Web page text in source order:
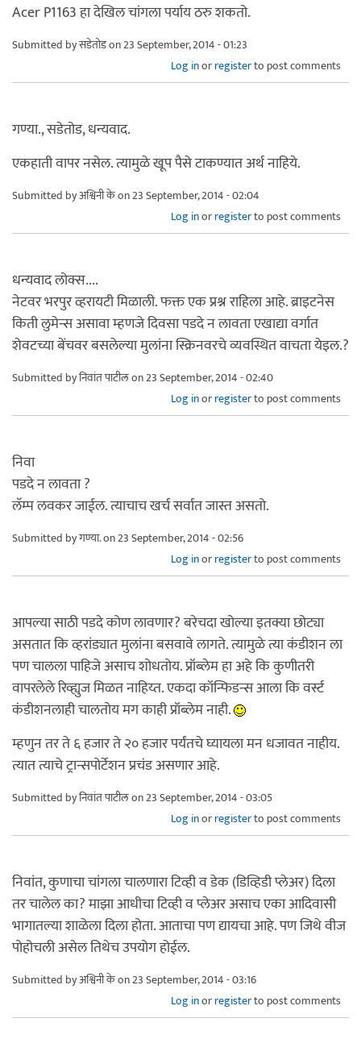
Acer P1163 हा देखिल चांगला पर्याय ठरु शकतो.
Submitted byसडेतोडon 23 September, 2014 - 01:23
Log inorregisterto post comments
गण्या., सडेतोड, धन्यवाद.
एकहाती वापर नसेल. त्यामुळे खूप पैसे टाकण्यात अर्थ नाहिये.
Submitted byअश्विनी केon 23 September, 2014 - 02:04
Log inorregisterto post comments
धन्यवाद लोक्स....
नेटवर भरपुर व्हरायटी मिळाली. फक्त एक प्रश्न राहिला आहे. ब्राइटनेस
किती लुमेन्स असावा म्हणजे दिवसा पडदे न लावता एखाद्या वर्गात
शेवटच्या बेंचवर बसलेल्या मुलांना स्क्रिनवरचे व्यवस्थित वाचता येइल.?
Submitted byनिवांत पाटीलon 23 September, 2014 - 02:40
Log inorregisterto post comments
निवा
पडदे न लावता ?
लॅम्प लवकर जाईल. त्याचाच खर्च सर्वात जास्त असतो.
Submitted byगण्या.on 23 September, 2014 - 02:56
Log inorregisterto post comments
आपल्या साठी पडदे कोण लावणार? बरेचदा खोल्या इतक्या छोट्या
असतात कि व्हरांड्यात मुलांना बसवावे लागते. त्यामुळे त्या कंडीशन ला
पण चालला पाहिजे असाच शोधतोय. प्रॉब्लेम हा अहे कि कुणीतरी
वापरलेले रिव्ह्युज मिळत नाहिय्त. एकदा कॉन्फिडन्स आला कि वर्स्ट
कंडीशनलाही चालतोय मग काही प्रॉब्लेम नाही.
म्हणुन तर ते ६ हजार ते २० हजार पर्यंतचे घ्यायला मन धजावत नाहीय.
त्यात त्याचे ट्रान्सपोर्टेशन प्रचंड असणार आहे.
Submitted byनिवांत पाटीलon 23 September, 2014 - 03:05
Log inorregisterto post comments
निवांत, कुणाचा चांगला चालणारा टिव्ही व डेक (डिव्हिडी प्लेअर) दिला
तर चालेल का? माझा आधीचा टिव्ही व प्लेअर असाच एका आदिवासी
भागातल्या शाळेला दिला होता. आताचा पण द्यायचा आहे. पण जिथे वीज
पोहोचली असेल तिथेच उपयोग होईल.
Submitted byअश्विनी केon 23 September, 2014 - 03:16
Log inorregisterto post comments